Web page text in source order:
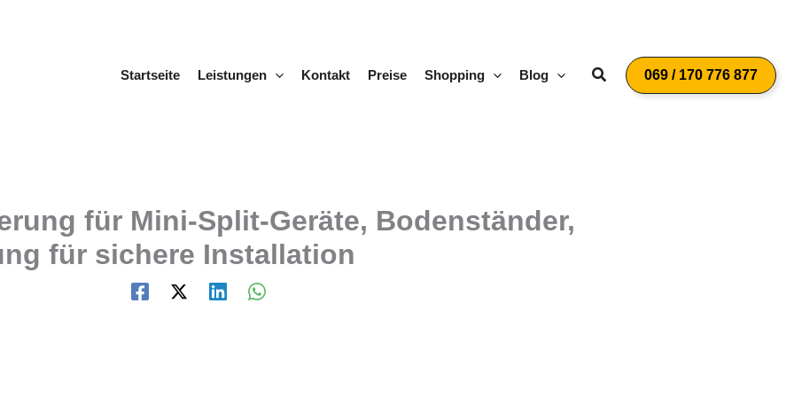
Startseite
Leistungen Kontakt Preise Shopping Blog Suchen069 / 170 776 877
für Mini-Split-Geräte, Bodenständer,
für sichere Installation